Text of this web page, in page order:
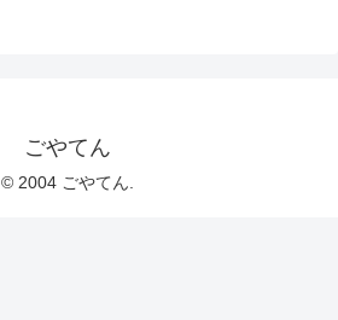
ごやてん
© 2004 ごやてん.